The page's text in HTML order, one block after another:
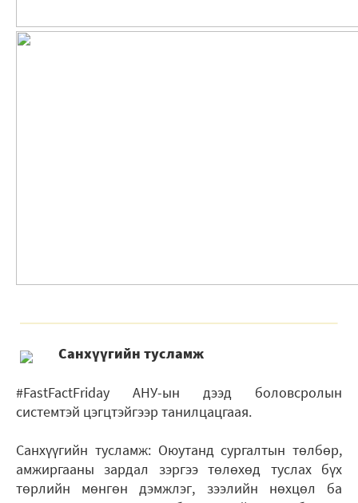
Санхүүгийн тусламж
#FastFactFriday АНУ-ын дээд боловсролын
системтэй цэгцтэйгээр танилцацгаая.
Санхүүгийн тусламж: Оюутанд сургалтын төлбөр,
амжиргааны зардал зэргээ төлөхөд туслах бүх
төрлийн мөнгөн дэмжлэг, зээлийн нөхцөл ба